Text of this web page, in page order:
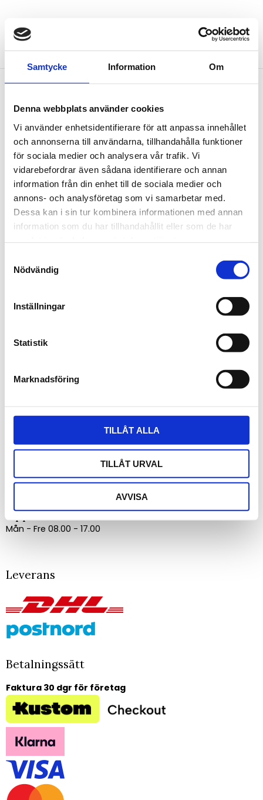
Samtycke Information Om
Denna webbplats använder cookies
Vi använder enhetsidentifierare för att anpassa innehållet
och annonserna till användarna, tillhandahålla funktioner
för sociala medier och analysera vår trafik. Vi
vidarebefordrar även sådana identifierare och annan
information från din enhet till de sociala medier och
annons- och analysföretag som vi samarbetar med.
Dessa kan i sin tur kombinera informationen med annan
information som du har tillhandahållit eller som de har
Nödvändig
Inställningar
Statistik
Marknadsföring
TILLÅT ALLA
TILLÅT URVAL
AVVISA
NYHETSBREV
senaste nyheterna!
PRENUMERERA
Dina personuppgifter behandlas i enlighet med vår integritetspolicy
Om Acandia
Acandia är ett svenskt företag som distribuerar
produkter som industriroutrar, dataloggrar, givare och
barometertryck, CO2, flöde och tryck, fjärrstyrningar -
styrsystem, Multicon, läcksökare, godstjockleksmätare,
Acandia AB
13540 TYRESÖ
support@acandia.se
Öppettider
Mån - Fre 08.00 - 17.00
Leverans
Betalningssätt
Faktura 30 dgr för företag